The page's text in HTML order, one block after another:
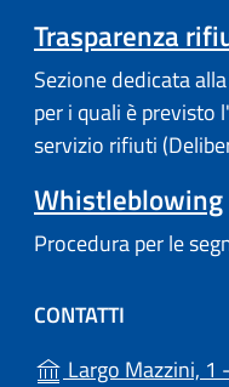
Trasparenza
Sezione dedicata
per i quali è previsto
servizio rifiuti
Whistleblowing
Procedura per le
CONTATTI
Largo Mazzini, 1